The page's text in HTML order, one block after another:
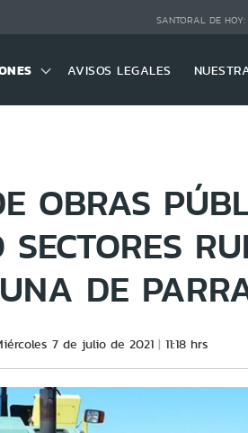
SANTORAL DE HOY:
AVISOS LEGALES
OBRAS
DE
7 de julio de 2021 11:18 hrs